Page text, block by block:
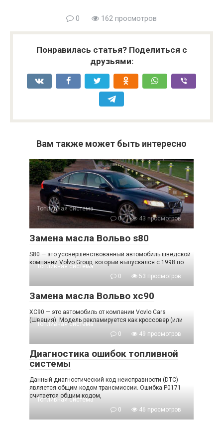
0 162 просмотров
Понравилась статья? Поделиться с
друзьями:
Вам также может быть интересно
Топливная система
0
43 просмотров
Замена масла Вольво s80
S80 — это усовершенствованный автомобиль шведской
компании Volvo Group, который выпускался с 1998 по
Топливная система
0
53 просмотров
Замена масла Вольво хс90
XC90 — это автомобиль от компании Vovlo Cars
(Швеция). Модель рекламируется как кроссовер (или
Топливная система
0
49 просмотров
Диагностика ошибок топливной
системы
Данный диагностический код неисправности (DTC)
является общим кодом трансмиссии. Ошибка P0171
считается общим кодом,
Топливная система
0
46 просмотров